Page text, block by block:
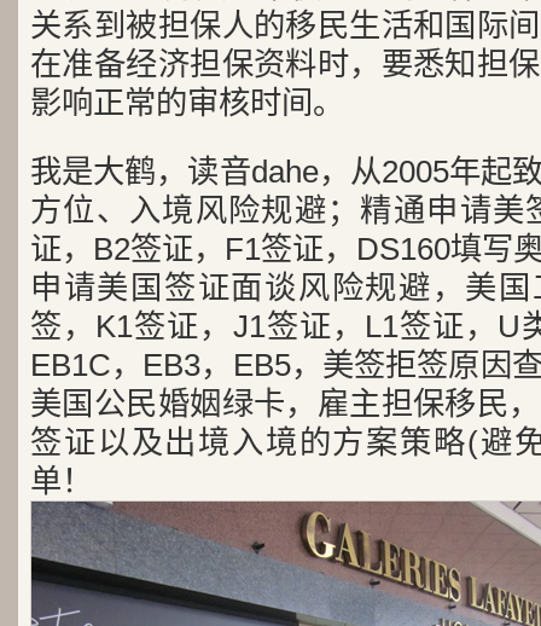
关系到被担保人的移民生活和国际
在准备经济担保资料时，要悉知担
影响正常的审核时间。
我是大鹤，读音dahe，从2005年起
方位、入境风险规避；精通申请美
证，B2签证，F1签证，DS160填写
申请美国签证面谈风险规避，美
签，K1签证，J1签证，L1签证，U
EB1C，EB3，EB5，美签拒签原因
美国公民婚姻绿卡，雇主担保移民
签证以及出境入境的方案策略(避
单！